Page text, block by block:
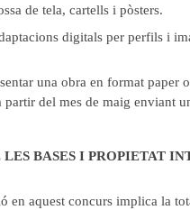
de tela, cartells i pòsters.
digitals per perfils i
una obra en format
partir del mes de maig enviant
LES BASES I PROPIETAT
en aquest concurs implica la